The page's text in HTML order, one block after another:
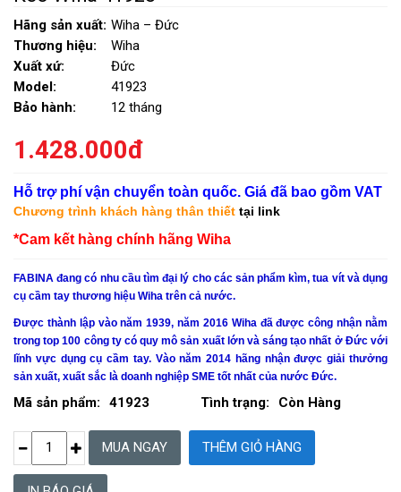
Hãng sản xuất: Wiha – Đức
Thương hiệu:
Wiha
Xuất xứ:
Đức
Model:
41923
Bảo hành:
12 tháng
1.428.000đ
Hỗ trợ phí vận chuyển toàn quốc. Giá đã bao gồm VAT
Chương trình khách hàng thân thiết tại link
*Cam kết hàng chính hãng Wiha
FABINA đang có nhu cầu tìm đại lý cho các sản phẩm kìm, tua vít và dụng
cụ cầm tay thương hiệu Wiha trên cả nước.
Được thành lập vào năm 1939, năm 2016 Wihađã được công nhận nằm
trong top 100 công ty có quy mô sản xuất lớn và sáng tạo nhất ở Đức với
lĩnh vực dụng cụ cầm tay. Vào năm 2014 hãng nhận được giải thưởng
sản xuất, xuất sắc là doanh nghiệp SME tốt nhất của nước Đức.
Mã sản phẩm: 41923 Tình trạng: Còn Hàng